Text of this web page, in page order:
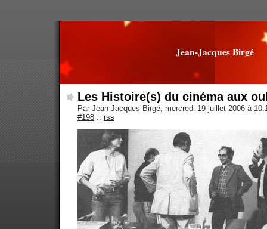
Jean-Jacques Birgé
Les Histoire(s) du cinéma aux
Par Jean-Jacques Birgé, mercredi 19 juillet 2006 à
#198 :: rss